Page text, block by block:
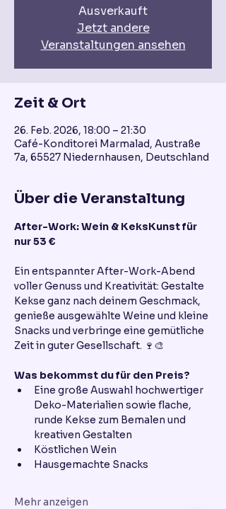
Ausverkauft
Jetzt andere
Veranstaltungen ansehen
Zeit & Ort
26. Feb. 2026, 18:00 – 21:30
Café-Konditorei Marmalad, Austraße
7a, 65527 Niedernhausen, Deutschland
Über die Veranstaltung
After-Work: Wein & KeksKunst für
nur 53 €
Ein entspannter After-Work-Abend
voller Genuss und Kreativität: Gestalte
Kekse ganz nach deinem Geschmack,
genieße ausgewählte Weine und kleine
Snacks und verbringe eine gemütliche
Zeit in guter Gesellschaft. 🍷🎨
Was bekommst du für den Preis?
Eine große Auswahl hochwertiger
Deko-Materialien sowie flache,
runde Kekse zum Bemalen und
kreativen Gestalten
Köstlichen Wein
Hausgemachte Snacks
Mehr anzeigen